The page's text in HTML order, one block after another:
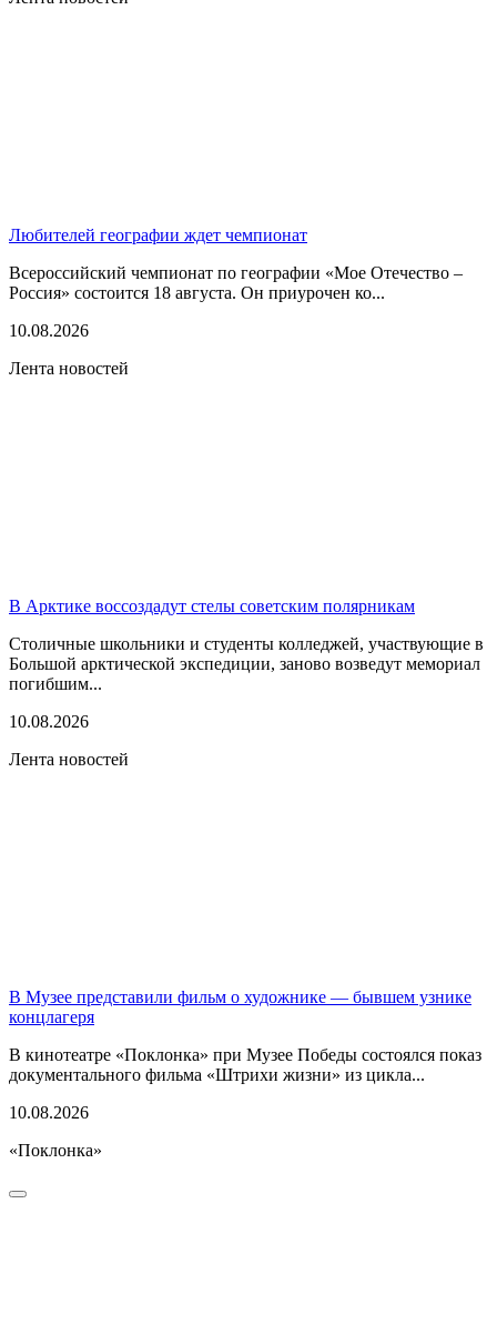
Любителей географии ждет чемпионат
Всероссийский чемпионат по географии «Мое Отечество –
Россия» состоится 18 августа. Он приурочен ко...
10.08.2026
Лента новостей
В Арктике воссоздадут стелы советским полярникам
Столичные школьники и студенты колледжей, участвующие в
Большой арктической экспедиции, заново возведут мемориал
погибшим...
10.08.2026
Лента новостей
В Музее представили фильм о художнике — бывшем узнике
концлагеря
В кинотеатре «Поклонка» при Музее Победы состоялся показ
документального фильма «Штрихи жизни» из цикла...
10.08.2026
«Поклонка»